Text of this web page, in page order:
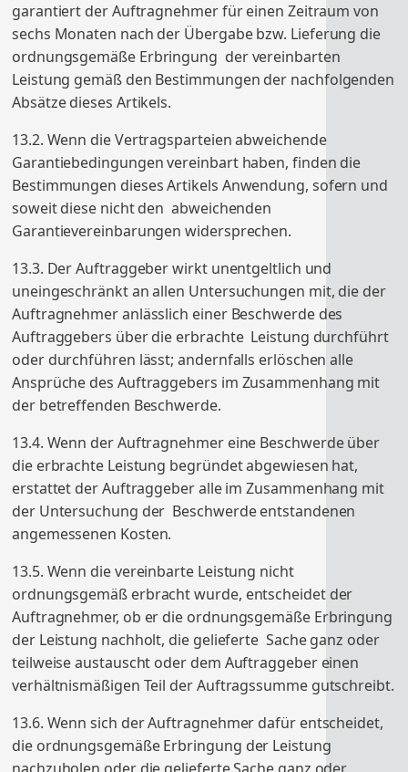
garantiert der Auftragnehmer für einen Zeitraum von
sechs Monaten nach der Übergabe bzw. Lieferung die
ordnungsgemäße Erbringung der vereinbarten
Leistung gemäß den Bestimmungen der nachfolgenden
Absätze dieses Artikels.
13.2. Wenn die Vertragsparteien abweichende
Garantiebedingungen vereinbart haben, finden die
Bestimmungen dieses Artikels Anwendung, sofern und
soweit diese nicht den abweichenden
Garantievereinbarungen widersprechen.
13.3. Der Auftraggeber wirkt unentgeltlich und
uneingeschränkt an allen Untersuchungen mit, die der
Auftragnehmer anlässlich einer Beschwerde des
Auftraggebers über die erbrachte Leistung durchführt
oder durchführen lässt; andernfalls erlöschen alle
Ansprüche des Auftraggebers im Zusammenhang mit
der betreffenden Beschwerde.
13.4. Wenn der Auftragnehmer eine Beschwerde über
die erbrachte Leistung begründet abgewiesen hat,
erstattet der Auftraggeber alle im Zusammenhang mit
der Untersuchung der Beschwerde entstandenen
angemessenen Kosten.
13.5. Wenn die vereinbarte Leistung nicht
ordnungsgemäß erbracht wurde, entscheidet der
Auftragnehmer, ob er die ordnungsgemäße Erbringung
der Leistung nachholt, die gelieferte Sache ganz oder
teilweise austauscht oder dem Auftraggeber einen
verhältnismäßigen Teil der Auftragssumme gutschreibt.
13.6. Wenn sich der Auftragnehmer dafür entscheidet,
die ordnungsgemäße Erbringung der Leistung